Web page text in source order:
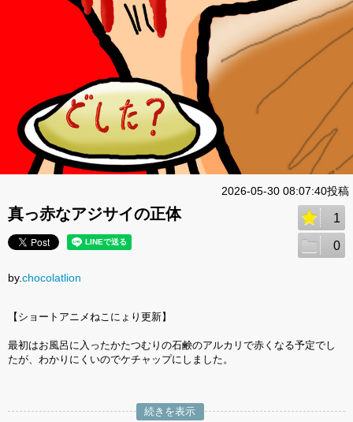
2026-05-30 08:07:40投稿
真っ赤なアジサイの正体 1
0
by.chocolatlion
【ショートアニメねこにょり更新】
最初はお風呂に入ったかたつむりの石鹸のアルカリで赤くなる予定でし
たが、わかりにくいのでケチャップにしました。
続きを表示